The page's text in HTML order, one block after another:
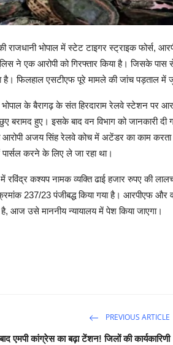
राजधानी भोपाल में स्टेट टाइगर स्ट्राइक फोर्स,
ने एक आरोपी को गिरफ्तार किया है। जिसके पास
फिलहाल एसटीएफ पूरे मामले की जांच पड़ताल में
भोपाल के बैरागढ़ के संत हिरदाराम रेलवे स्टेशन पर
बरामद हुए। इसके बाद वन विभाग को जानकारी
आरोपी अजय सिंह रेलवे कोच में अटेंडर का काम
करने के लिए ले जा रहा था।
रविंद्र कश्यप नामक व्यक्ति ढाई हजार रुपए की
237/23 पंजीबद्ध किया गया है। आरपीएफ और
आज उसे माननीय न्यायालय में पेश किया जाएगा।
PREVIOUS ARTICLE
एमपी कांग्रेस का बढ़ा टेंशन! जिलों की कार्यकारिणी